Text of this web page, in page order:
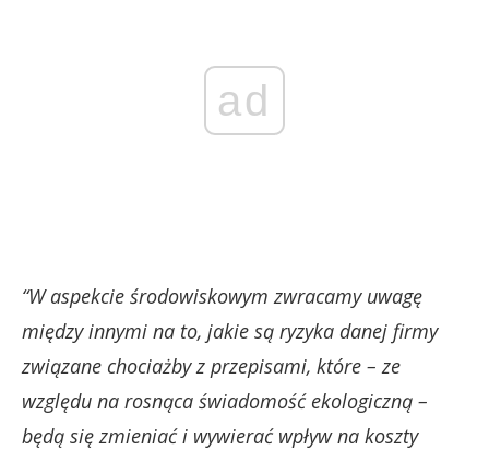
ad
“W aspekcie środowiskowym zwracamy uwagę
między innymi na to, jakie są ryzyka danej firmy
związane chociażby z przepisami, które – ze
względu na rosnąca świadomość ekologiczną –
będą się zmieniać i wywierać wpływ na koszty